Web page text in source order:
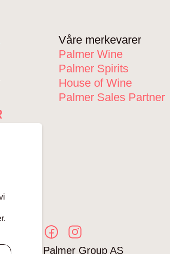
Våre merkevarer
Palmer Wine
Palmer Spirits
House of Wine
Palmer Sales Partner
Palmer Group AS